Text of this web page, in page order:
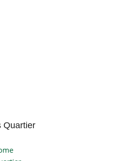
Quartier